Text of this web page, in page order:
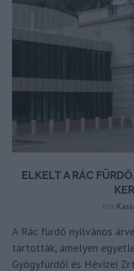
ELKELT A RÁC
írta
A Rác fürdő nyilvános
tartották, amelyen
Gyógyfürdői és Hévizei